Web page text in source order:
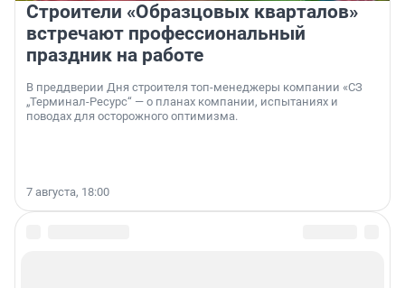
Строители «Образцовых кварталов»
встречают профессиональный
праздник на работе
В преддверии Дня строителя топ-менеджеры компании «СЗ
„Терминал-Ресурс“ — о планах компании, испытаниях и
поводах для осторожного оптимизма.
7 августа, 18:00